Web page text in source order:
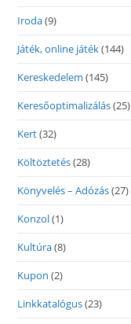
Iroda(9)
Játék, online játék(144)
Kereskedelem (145)
Keresőoptimalizálás(25)
Kert(32)
Költöztetés(28)
Könyvelés – Adózás(27)
Konzol(1)
Kultúra(8)
Kupon (2)
Linkkatalógus(23)